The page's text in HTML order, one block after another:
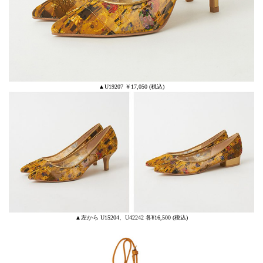
▲U19207 ￥17,050 (税込)
▲左から U15204、U42242 各¥16,500 (税込)